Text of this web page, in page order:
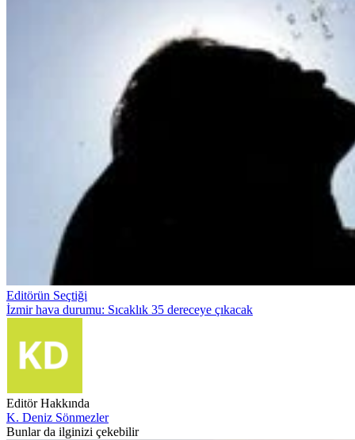
Editörün Seçtiği
İzmir hava durumu: Sıcaklık 35 dereceye çıkacak
Editör Hakkında
K. Deniz Sönmezler
Bunlar da ilginizi çekebilir